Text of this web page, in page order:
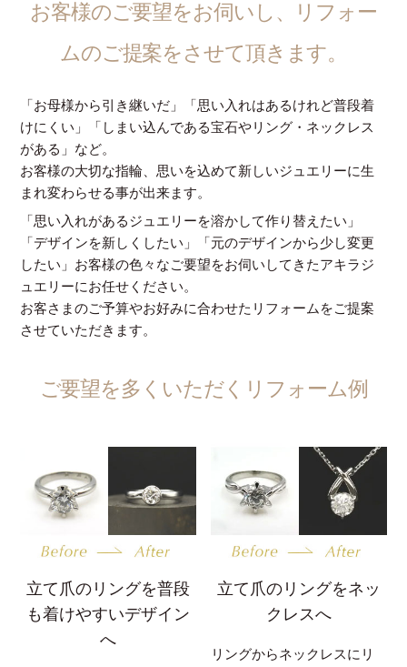
お客様のご要望をお伺いし、リフォー
ムのご提案をさせて頂きます。
「お母様から引き継いだ」「思い入れはあるけれど普段着
けにくい」「しまい込んである宝石やリング・ネックレス
がある」など。
お客様の大切な指輪、思いを込めて新しいジュエリーに生
まれ変わらせる事が出来ます。
「思い入れがあるジュエリーを溶かして作り替えたい」
「デザインを新しくしたい」「元のデザインから少し変更
したい」お客様の色々なご要望をお伺いしてきたアキラジ
ュエリーにお任せください。
お客さまのご予算やお好みに合わせたリフォームをご提案
させていただきます。
ご要望を多くいただくリフォーム例
立て爪のリングを普段
も着けやすいデザイン
へ
立て爪のリングをネッ
クレスへ
リングからネックレスにリ